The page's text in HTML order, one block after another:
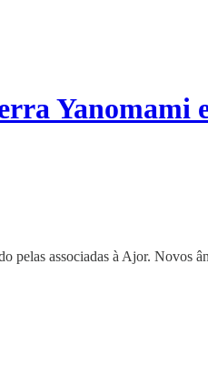
Yanomami
associadas à Ajor. Novos